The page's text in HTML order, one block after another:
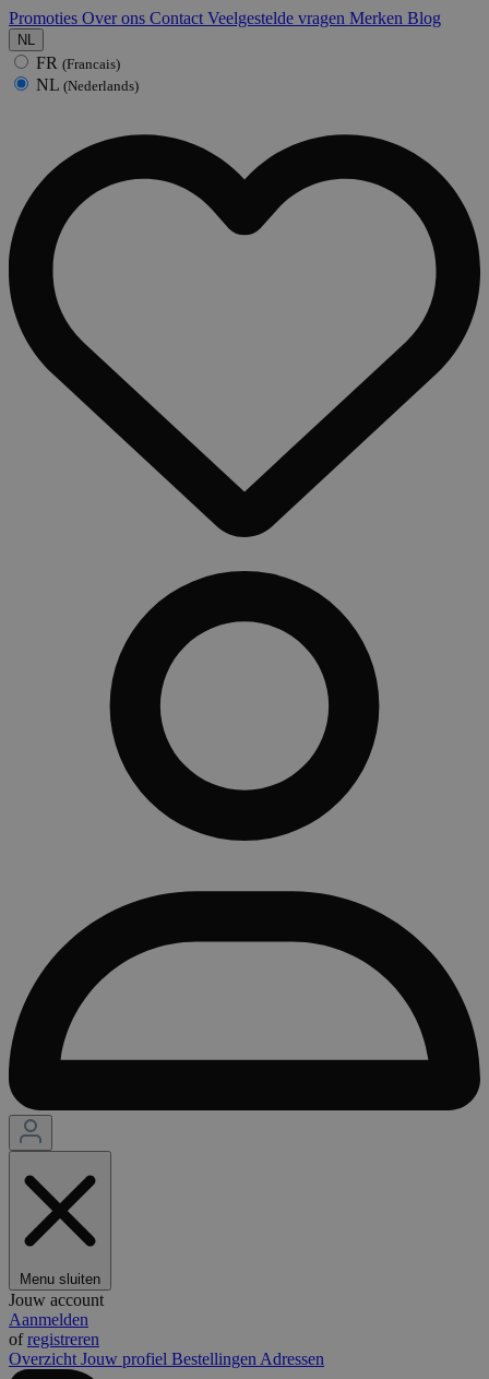
Promoties Over ons Contact Veelgestelde vragen Merken Blog
NL
FR (Francais)
NL (Nederlands)
Menu sluiten
Jouw account
Aanmelden
ofregistreren
Overzicht Jouw profiel Bestellingen Adressen